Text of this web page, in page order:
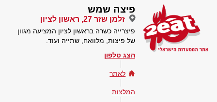
פיצה שמש
זלמן שזר 27, ראשון לציון
פיצרייה כשרה בראשון לציון המציעה מגוון
של פיצות, מלוואח, שתייה ועוד.
הצג טלפון
לאתר
המלצות